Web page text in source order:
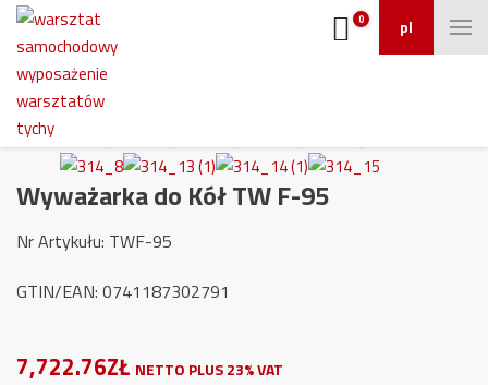
pl
0
Wyważarka do Kół TW F-95
Nr Artykułu: TWF-95
GTIN/EAN: 0741187302791
7,722.76ZŁ NETTO PLUS 23% VAT